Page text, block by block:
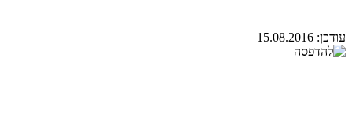
עודכן: 15.08.2016